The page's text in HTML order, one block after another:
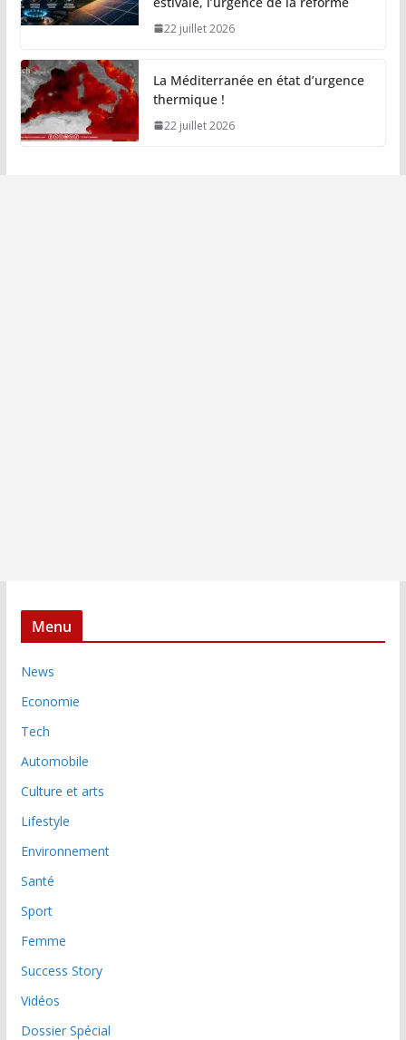
22 juillet 2026
La Méditerranée en état d’urgence
thermique !
22 juillet 2026
Menu
News
Economie
Tech
Automobile
Culture et arts
Lifestyle
Environnement
Santé
Sport
Femme
Success Story
Vidéos
Dossier Spécial